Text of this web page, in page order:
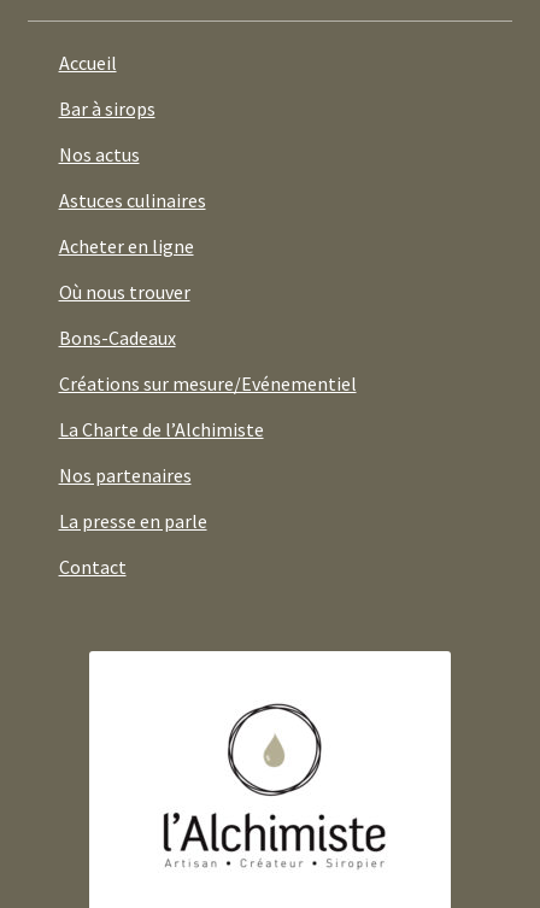
Accueil
Bar à sirops
Nos actus
Astuces culinaires
Acheter en ligne
Où nous trouver
Bons-Cadeaux
Créations sur mesure/Evénementiel
La Charte de l’Alchimiste
Nos partenaires
La presse en parle
Contact